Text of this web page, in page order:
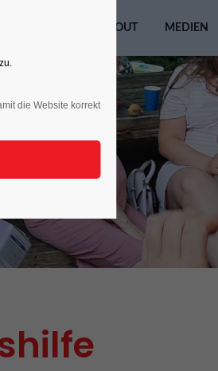
ABOUT MEDIEN
die Website korrekt